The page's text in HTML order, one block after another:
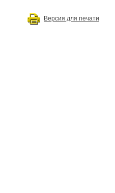
Версия для печати